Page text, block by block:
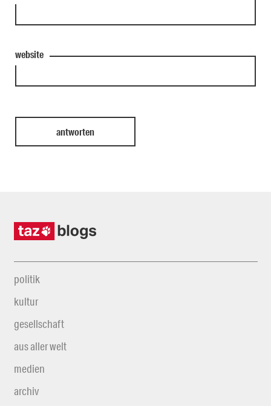
website
politik
kultur
gesellschaft
aus aller welt
medien
archiv